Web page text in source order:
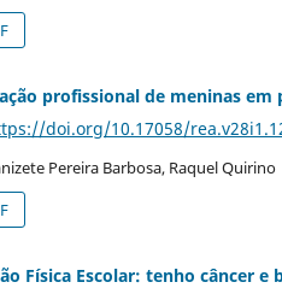
profissional de meninas em
doi.org/10.17058/
Pereira Barbosa, Raquel Quirino
Física Escolar: tenho câncer